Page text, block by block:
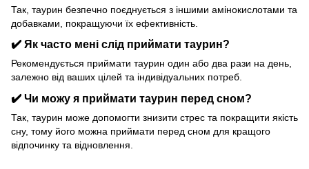
Так, таурин безпечно поєднується з іншими амінокислотами та
добавками, покращуючи їх ефективність.
✔️ Як часто мені слід приймати таурин?
Рекомендується приймати таурин один або два рази на день,
залежно від ваших цілей та індивідуальних потреб.
✔️ Чи можу я приймати таурин перед сном?
Так, таурин може допомогти знизити стрес та покращити якість
сну, тому його можна приймати перед сном для кращого
відпочинку та відновлення.